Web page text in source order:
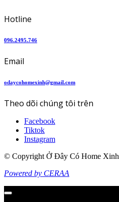
Hotline
096.2495.746
Email
odaycohomexinh@gmail.com
Theo dõi chúng tôi trên
Facebook
Tiktok
Instagram
© Copyright Ở Đây Có Home Xinh
Powered by CERAA
Menu